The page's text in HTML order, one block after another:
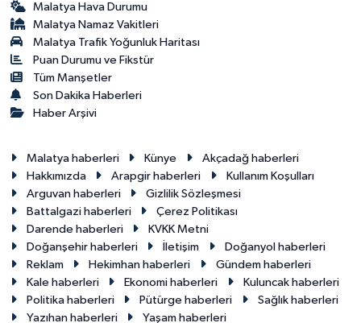
Malatya Hava Durumu
Malatya Namaz Vakitleri
Malatya Trafik Yoğunluk Haritası
Puan Durumu ve Fikstür
Tüm Manşetler
Son Dakika Haberleri
Haber Arşivi
Malatya haberleri Künye
Akçadağ haberleri
Hakkımızda
Arapgir haberleri
Kullanım Koşulları
Arguvan haberleri
Gizlilik Sözleşmesi
Battalgazi haberleri
Çerez Politikası
Darende haberleri
KVKK Metni
Doğanşehir haberleri
İletişim
Doğanyol haberleri
Reklam
Hekimhan haberleri
Gündem haberleri
Kale haberleri
Ekonomi haberleri
Kuluncak haberleri
Politika haberleri
Pütürge haberleri
Sağlık haberleri
Yazıhan haberleri
Yaşam haberleri